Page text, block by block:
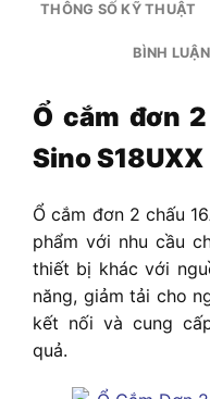
THÔNG SỐ KỸ THUẬT
BÌNH
Ổ cắm đơn
Sino S18UXX
Ổ cắm đơn 2 chấu
phẩm với nhu cầu
thiết bị khác với
năng, giảm tải cho
kết nối và cung
quả.